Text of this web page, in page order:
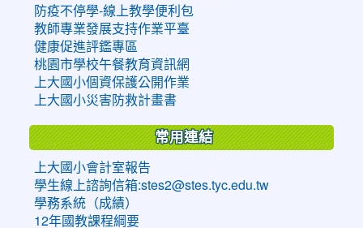
防疫不停學-線上教學便利包
教師專業發展支持作業平臺
健康促進評鑑專區
桃園市學校午餐教育資訊網
上大國小個資保護公開作業
上大國小災害防救計畫書
常用連結
上大國小會計室報告
學生線上諮詢信箱:stes2@stes.tyc.edu.tw
學務系統（成績）
12年國教課程綱要